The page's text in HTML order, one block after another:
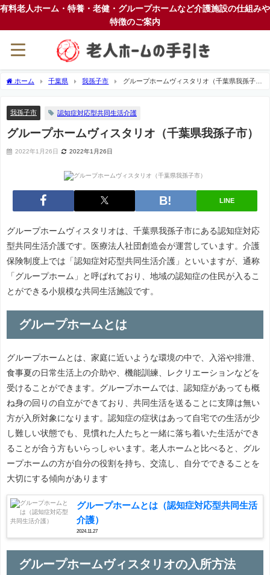
有料老人ホーム・特養・老健・グループホームなど介護施設の仕組みや
特徴のご案内
ホーム 千葉県 我孫子市
グループホームヴィスタリオ（千葉県我孫子
我孫子市 認知症対応型共同生活介護
グループホームヴィスタリオ（千葉県我孫子市）
2022年1月26日 2022年1月26日
LINE
グループホームヴィスタリオは、千葉県我孫子市にある認知症対応
型共同生活介護です。医療法人社団創造会が運営しています。介護
保険制度上では「認知症対応型共同生活介護」といいますが、通称
「グループホーム」と呼ばれており、地域の認知症の住民が入るこ
とができる小規模な共同生活施設です。
グループホームとは
グループホームとは、家庭に近いような環境の中で、入浴や排泄、
食事夏の日常生活上の介助や、機能訓練、レクリエーションなどを
受けることができます。グループホームでは、認知症があっても概
ね身の回りの自立ができており、共同生活を送ることに支障は無い
方が入所対象になります。認知症の症状はあって自宅での生活が少
し難しい状態でも、見慣れた人たちと一緒に落ち着いた生活ができ
ることが合う方もいらっしゃいます。老人ホームと比べると、グル
ープホームの方が自分の役割を持ち、交流し、自分でできることを
大切にする傾向があります
グループホームとは（認知症対応型共同生活
介護）
2024.11.27
グループホームヴィスタリオの入所方法